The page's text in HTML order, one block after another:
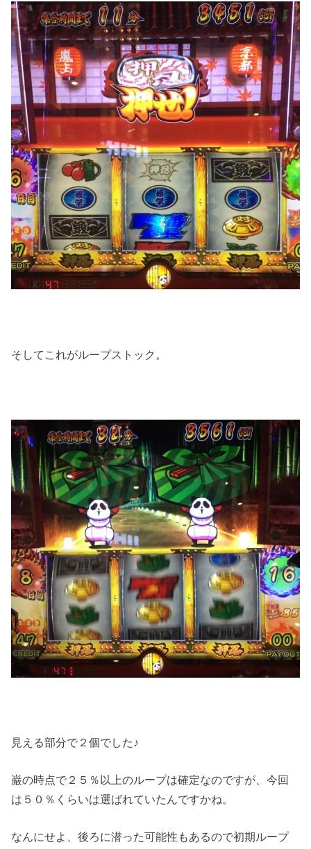
そしてこれがループストック。
見える部分で２個でした♪
巌の時点で２５％以上のループは確定なのですが、今回
は５０％くらいは選ばれていたんですかね。
なんにせよ、後ろに潜った可能性もあるので初期ループ